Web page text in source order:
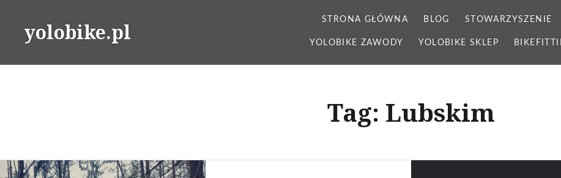
yolobike.pl STRONA GŁÓWNA BLOG STOWARZYSZENIE
YOLOBIKE ZAWODY YOLOBIKE SKLEP
Tag: Lubskim